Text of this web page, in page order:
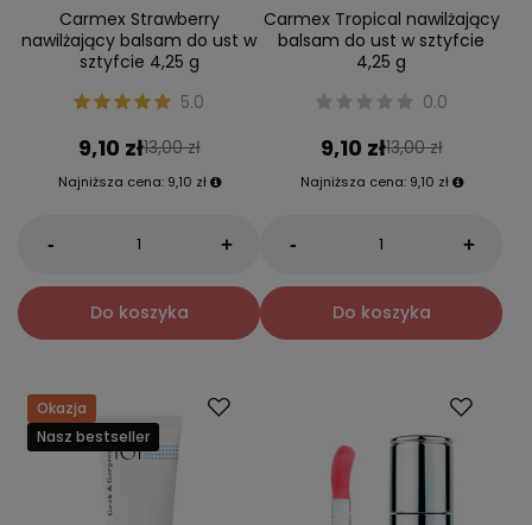
Carmex Strawberry
nawilżający balsam do ust w
sztyfcie 4,25 g
5.0
9,10 zł13,00 zł
Najniższa cena: 9,10 zł
- +
Do koszyka
Carmex Tropical nawilżający
balsam do ust w sztyfcie
4,25 g
0.0
9,10 zł13,00 zł
Najniższa cena: 9,10 zł
- +
Do koszyka
Okazja
Nasz bestseller